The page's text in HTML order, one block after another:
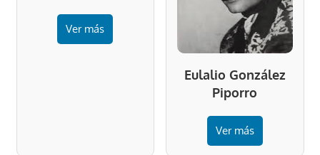
Ver más
Eulalio González
Piporro
Ver más